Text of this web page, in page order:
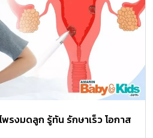
พรงมดลูก รู้ทัน รักษาเร็ว โอกาส